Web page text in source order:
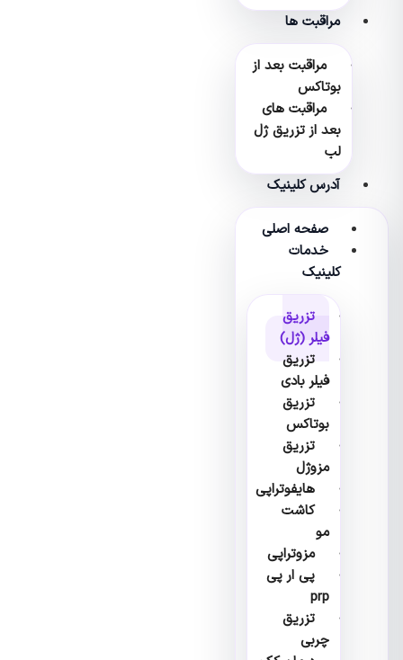
مراقبت ها
مراقبت بعد از
بوتاکس
مراقبت های
بعد از تزریق ژل
آدرس کلینیک
صفحه اصلی
خدمات
کلینیک
تزریق
فیلر (ژل)
تزریق
فیلر بادی
تزریق
بوتاکس
تزریق
مزوژل
هایفوتراپی
کاشت
مزوتراپی
پی ار پی
تزریق
چربی